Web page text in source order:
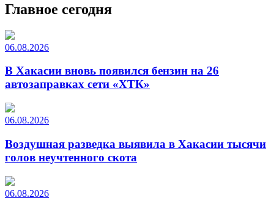
Главное сегодня
06.08.2026
В Хакасии вновь появился бензин на 26
автозаправках сети «ХТК»
06.08.2026
Воздушная разведка выявила в Хакасии тысячи
голов неучтенного скота
06.08.2026